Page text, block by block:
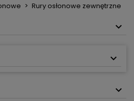
Rury osłonowe zewnętrzne
Anuluj Zaloguj się